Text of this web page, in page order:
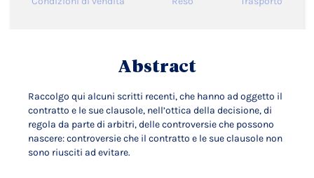
Abstract
Raccolgo qui alcuni scritti recenti, che hanno ad oggetto il
contratto e le sue clausole, nell’ottica della decisione, di
regola da parte di arbitri, delle controversie che possono
nascere: controversie che il contratto e le sue clausole non
sono riusciti ad evitare.